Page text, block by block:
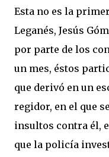
Esta no es la
Leganés, Jesús
por parte de los
un mes, éstos
que derivó en un
regidor, en el que
insultos contra él,
que la policía